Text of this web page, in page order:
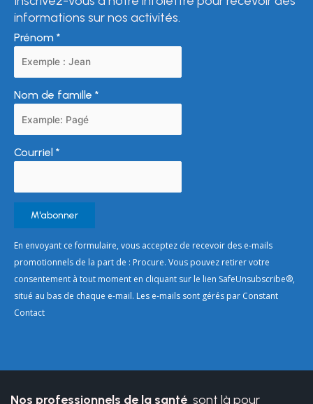
informations sur nos activités.
Prénom *
Nom de famille *
Courriel *
Constant
Contact
Use.
Please
leave
En envoyant ce formulaire, vous acceptez de recevoir des e-mails
promotionnels de la part de : Procure. Vous pouvez retirer votre
consentement à tout moment en cliquant sur le lien SafeUnsubscribe®,
situé au bas de chaque e-mail. Les e-mails sont gérés par Constant
Contact
Nos professionnels de la santé sont là pour